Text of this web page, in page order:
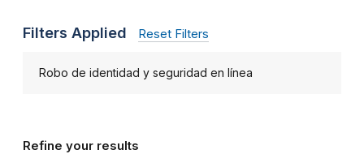
Filters Applied Reset Filters
Robo de identidad y seguridad en línea
Refine your results